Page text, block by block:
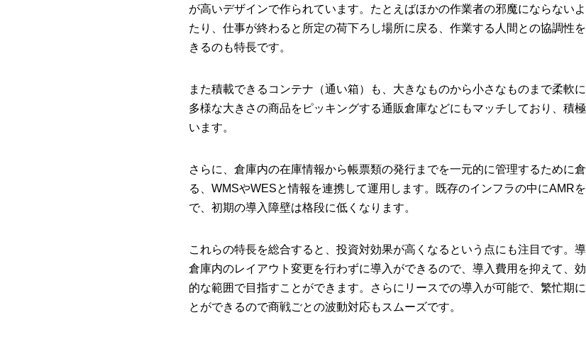
が高いデザインで作られています。たとえばほかの作業者の邪魔にならない
たり、仕事が終わると所定の荷下ろし場所に戻る、作業する人間との協調性
きるのも特長です。
また積載できるコンテナ（通い箱）も、大きなものから小さなものまで柔軟に
多様な大きさの商品をピッキングする通販倉庫などにもマッチしており、積
います。
さらに、倉庫内の在庫情報から帳票類の発行までを一元的に管理するために
る、WMSやWESと情報を連携して運用します。既存のインフラの中にAMR
で、初期の導入障壁は格段に低くなります。
これらの特長を総合すると、投資対効果が高くなるという点にも注目です。導
倉庫内のレイアウト変更を行わずに導入ができるので、導入費用を抑えて、
的な範囲で目指すことができます。さらにリースでの導入が可能で、繁忙期
とができるので商戦ごとの波動対応もスムーズです。